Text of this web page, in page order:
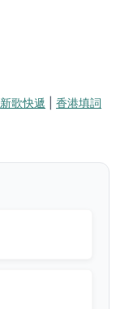
新歌快遞
香港填詞